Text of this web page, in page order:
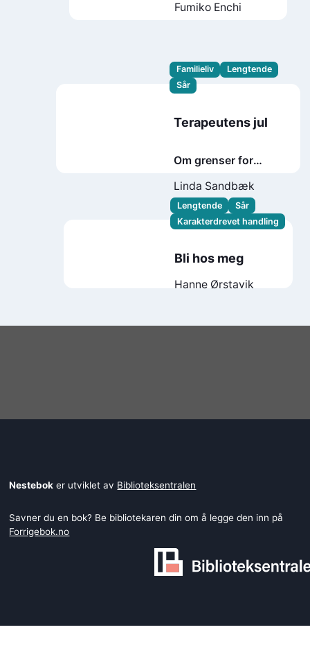
Fumiko Enchi
Familieliv
Lengtende
Sår
Terapeutens jul
Om grenser for
kunnskap
Linda Sandbæk
Lengtende
Sår
Karakterdrevet handling
Bli hos meg
Hanne Ørstavik
Nestebok er utviklet av Biblioteksentralen
Savner du en bok? Be bibliotekaren din om å legge den inn på
Forrigebok.no